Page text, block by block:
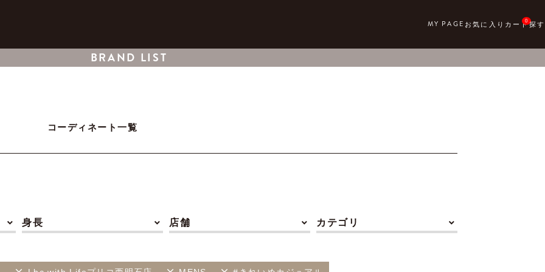
0
BRAND LIST
コーディネート一覧
身長 店舗 カテゴリ